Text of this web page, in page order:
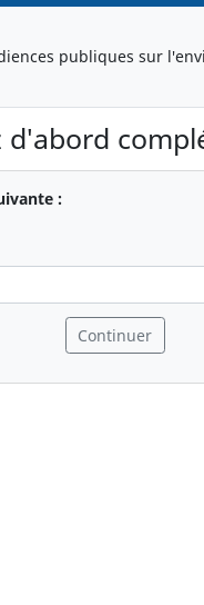
publiques sur
:( Obligatoire )
Continuer